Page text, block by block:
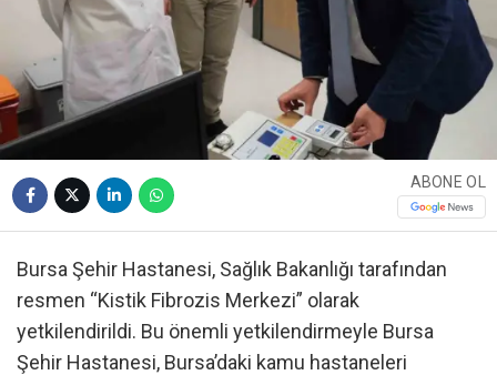
ABONE OL
Bursa Şehir Hastanesi, Sağlık Bakanlığı tarafından
resmen “Kistik Fibrozis Merkezi” olarak
yetkilendirildi. Bu önemli yetkilendirmeyle Bursa
Şehir Hastanesi, Bursa’daki kamu hastaneleri